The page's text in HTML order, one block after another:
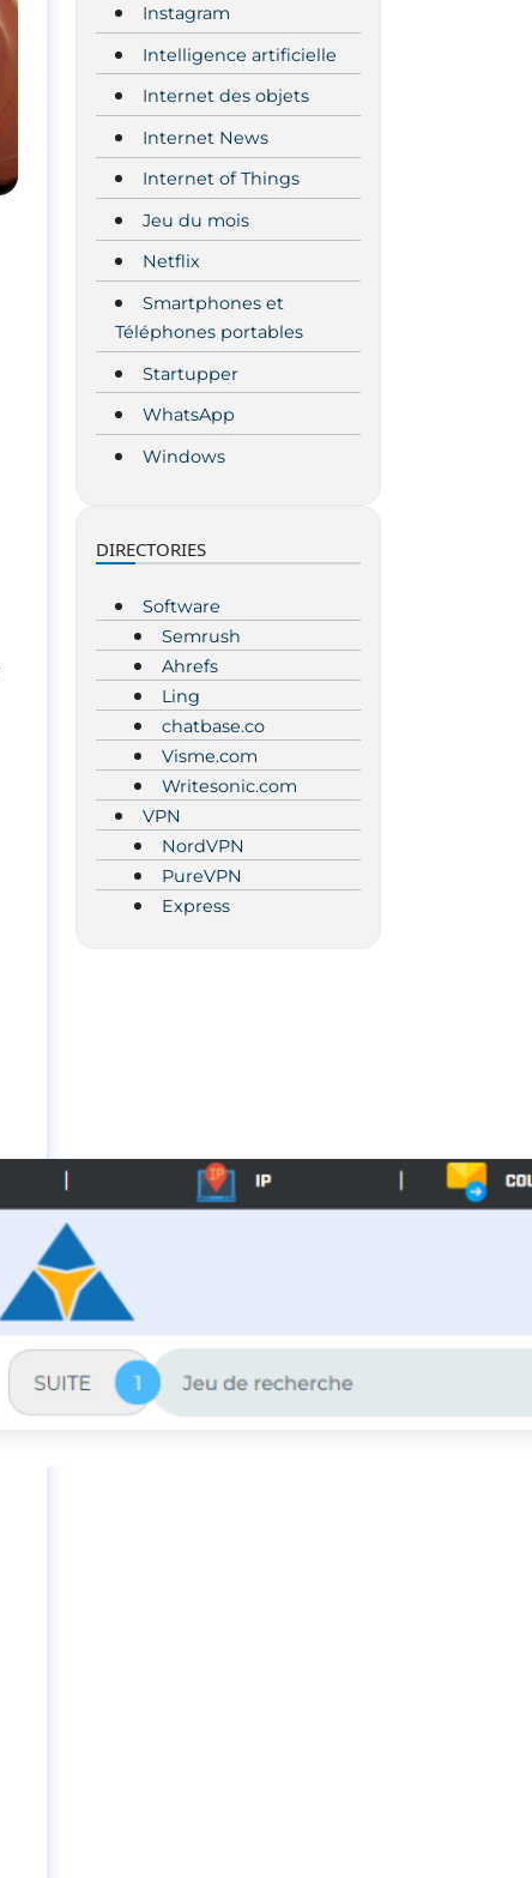
Instagram
Intelligence artificielle
Internet des objets
Internet News
Internet of Things
Jeu du mois
Netflix
Smartphones et
Téléphones portables
Startupper
WhatsApp
Windows
DIRECTORIES
Software
Semrush
Ahrefs
Ling
chatbase.co
Visme.com
Writesonic.com
VPN
NordVPN
PureVPN
Express